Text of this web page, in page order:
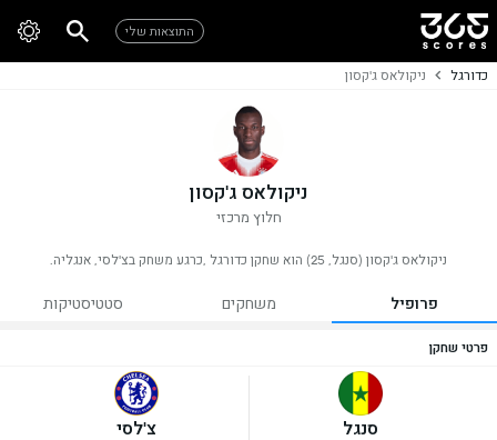
התוצאות שלי
כדורגל ניקולאס ג'קסון
ניקולאס ג'קסון
חלוץ מרכזי
ניקולאס ג'קסון (סנגל, 25) הוא שחקן כדורגל ,כרגע משחק בצ'לסי, אנגליה.
פרופיל משחקים סטטיסטיקות
פרטי שחקן
סנגל צ'לסי